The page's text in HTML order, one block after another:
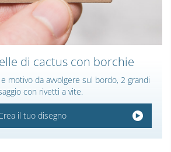
di cactus con borchie
motivo da avvolgere sul bordo, 2 grandi
con rivetti a vite.
il tuo disegno